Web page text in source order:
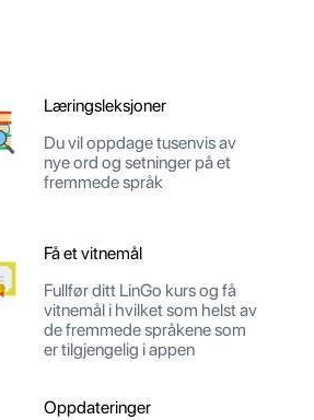
Læringsleksjoner
Du vil oppdage tusenvis av
nye ord og setninger på et
fremmede språk
Få et vitnemål
Fullfør ditt LinGo kurs og få
vitnemål i hvilket som helst av
de fremmede språkene som
er tilgjengelig i appen
Oppdateringer